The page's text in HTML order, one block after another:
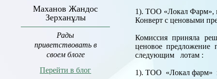
Маханов Жандос
Зерханұлы
Рады
приветствовать в
своем блоге
Перейти в блог
1). ТОО «Локал Фарм»,
Конверт с ценовыми
Комиссия приняла
ценовое
следующим лотам :
1). ТОО «Локал фарм»